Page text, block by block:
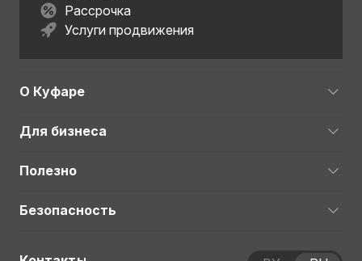
Рассрочка
Услуги продвижения
О Куфаре
Для бизнеса
Полезно
Безопасность